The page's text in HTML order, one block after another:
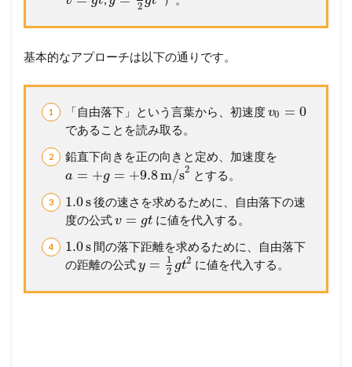
バ
シ
プ
要
す
2
基本的なアプローチは以下の通りです。
「自由落下」という言葉から、初速度v0 = 0
であることを読み取る。
鉛直下向きを正の向きと定め、加速度を
a = +g = +9.8m/s2 とする。
1.0s後の速さを求めるために、自由落下の速
度の公式v = gt に値を代入する。
1.0s 間の落下距離を求めるために、自由落下
の距離の公式y =
1
2 gt2 に値を代入する。